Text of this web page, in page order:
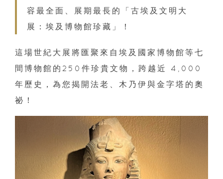
容最全面、展期最長的「古埃及文明大
展：埃及博物館珍藏」！
這場世紀大展將匯聚來自埃及國家博物館等七
間博物館的250件珍貴文物，跨越近 4,000
年歷史，為您揭開法老、木乃伊與金字塔的奧
祕！